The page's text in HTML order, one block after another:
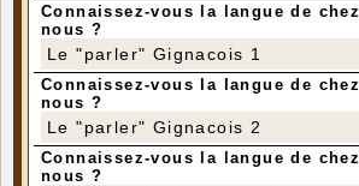
Connaissez-vous la langue de chez
nous ?
Le "parler" Gignacois 1
Connaissez-vous la langue de chez
nous ?
Le "parler" Gignacois 2
Connaissez-vous la langue de chez
nous ?